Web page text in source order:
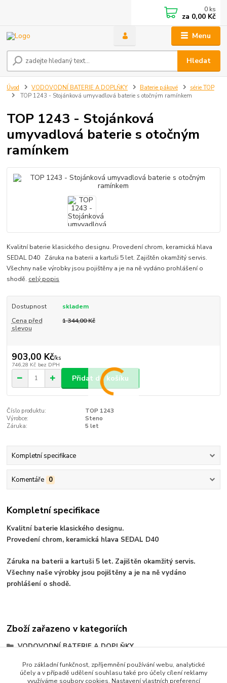
Menu
Hledat
0 ks
za 0,00 Kč
Úvod VODOVODNÍ BATERIE A DOPLŇKY Baterie pákové
série TOP
TOP 1243 - Stojánková umyvadlová baterie s otočným ramínkem
TOP 1243 - Stojánková
umyvadlová baterie s otočným
ramínkem
Kvalitní baterie klasického designu. Provedení chrom, keramická hlava
SEDAL D40 Záruka na baterii a kartuši 5 let. Zajištěn okamžitý servis.
Všechny naše výrobky jsou pojištěny a je na ně vydáno prohlášení o
shodě. celý popis
Dostupnost
skladem
Cena před
slevou
1 344,00 Kč
903,00 Kč/ks
746,28 Kč bez DPH
Přidat do košíku
Číslo produktu:
TOP 1243
Výrobce:
Steno
Záruka:
5 let
Kompletní specifikace
Komentáře 0
Kompletní specifikace
Kvalitní baterie klasického designu.
Provedení chrom, keramická hlava SEDAL D40
Záruka na baterii a kartuši 5 let. Zajištěn okamžitý servis.
Všechny naše výrobky jsou pojištěny a je na ně vydáno
prohlášení o shodě.
Zboží zařazeno v kategoriích
VODOVODNÍ BATERIE A DOPLŇKY
Baterie pákové
série TOP
Pro základní funkčnost, zpříjemnění používání webu, analytické
účely a v případě udělení souhlasu také pro účely cílení reklamy
využíváme soubory cookies. Nastavení vlastních preferencí